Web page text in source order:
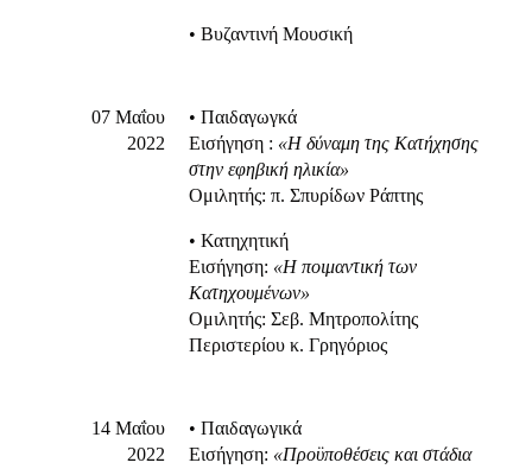
• Βυζαντινή Μουσική
07 Μαΐου
2022
• Παιδαγωγκά
Eισήγηση : «Hδύναμη της Κατήχησης
στην εφηβική ηλικία»
Ομιλητής: π. Σπυρίδων Ράπτης
• Κατηχητική
Eισήγηση: «Η ποιμαντική των
Κατηχουμένων»
Ομιλητής: Σεβ. Μητροπολίτης
Περιστερίου κ. Γρηγόριος
14 Μαΐου
2022
• Παιδαγωγικά
Εισήγηση: «Προϋποθέσεις και στάδια